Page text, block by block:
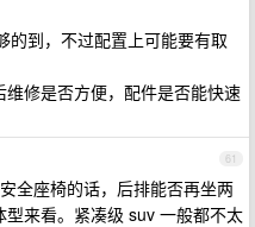
的到，不过配置上可能要有取
修是否方便，配件是否能快速
61
全座椅的话，后排能否再坐两
来看。紧凑级 suv 一般都不太